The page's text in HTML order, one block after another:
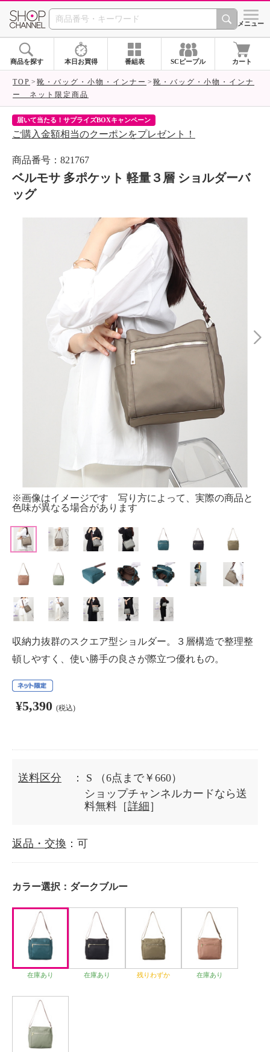
SHOP CHANNEL シメニュー
商品を探す 本日お買得 番組表 SCピープル カート
TOP 靴・バッグ・小物・インナー
靴・バッグ・小物・インナ
ー ネット限定商品
届いて当たる！サプライズBOXキャンペーン
ご購入金額相当のクーポンをプレゼント！
商品番号：821767
ベルモサ 多ポケット 軽量３層 ショルダーバ
ッグ
※画像はイメージです 写り方によって、実際の商品と
色味が異なる場合があります
収納力抜群のスクエア型ショルダー。３層構造で整理整
頓しやすく、使い勝手の良さが際立つ優れもの。
¥5,390 (税込)
送料区分 ： S
（6点まで￥660）
ショップチャンネルカードなら送
料無料［詳細 ］
返品・交換 ：可
カラー選択： ダークブルー
在庫あり 在庫あり 残りわずか 在庫あり